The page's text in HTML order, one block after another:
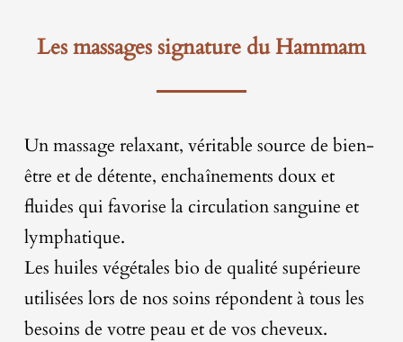
Les massages signature du Hammam
Un massage relaxant, véritable source de bien-
être et de détente, enchaînements doux et
fluides qui favorise la circulation sanguine et
lymphatique.
Les huiles végétales bio de qualité supérieure
utilisées lors de nos soins répondent à tous les
besoins de votre peau et de vos cheveux.